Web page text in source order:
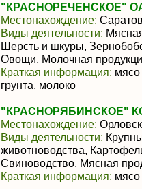
"КРАСНОРЕЧЕНСКОЕ"
Местонахождение:
Виды деятельности:
Шерсть и шкуры,
Овощи, Молочная
Краткая информация: мясо
грунта, молоко
"КРАСНОРЯБИНСКОЕ"
Местонахождение:
Виды деятельности:
животноводства,
Свиноводство, Мясная
Краткая информация: мясо